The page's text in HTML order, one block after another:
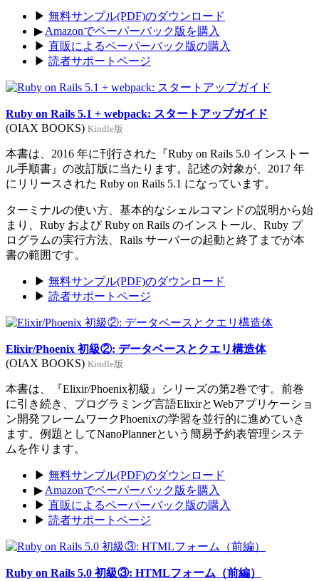
▶ 無料サンプル(PDF)のダウンロード
▶ Amazonでペーパーバック版を購入
▶ 直販によるペーパーバック版の購入
▶ 読者サポートページ
Ruby on Rails 5.1 + webpack: スタートアップガイド
(OIAX BOOKS) Kindle版
本書は、2016 年に刊行された『Ruby on Rails 5.0 インストー
ル手順書』の改訂版に当たります。記述の対象が、2017 年
にリリースされた Ruby on Rails 5.1 になっています。
ターミナルの使い方、基本的なシェルコマンドの説明から始
まり、Ruby および Ruby on Rails のインストール、Ruby プ
ログラムの実行方法、Rails サーバーの起動と終了までが本
書の範囲です。
▶ 無料サンプル(PDF)のダウンロード
▶ 読者サポートページ
Elixir/Phoenix 初級②: データベースとクエリ構造体
(OIAX BOOKS) Kindle版
本書は、『Elixir/Phoenix初級』シリーズの第2巻です。前巻
に引き続き、プログラミング言語ElixirとWebアプリケーショ
ン開発フレームワークPhoenixの学習を並行的に進めていき
ます。例題としてNanoPlannerという簡易予約表管理システ
ムを作ります。
▶ 無料サンプル(PDF)のダウンロード
▶ Amazonでペーパーバック版を購入
▶ 直販によるペーパーバック版の購入
▶ 読者サポートページ
Ruby on Rails 5.0 初級③: HTMLフォーム（前編）